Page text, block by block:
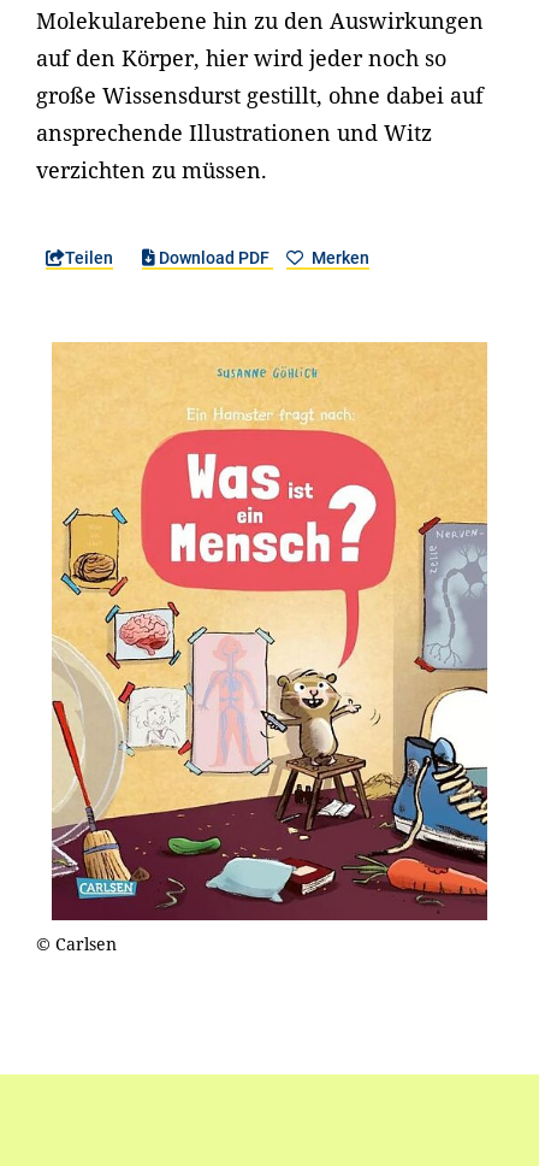
Molekularebene hin zu den Auswirkungen
auf den Körper, hier wird jeder noch so
große Wissensdurst gestillt, ohne dabei auf
ansprechende Illustrationen und Witz
verzichten zu müssen.
Teilen Download PDF Merken
© Carlsen